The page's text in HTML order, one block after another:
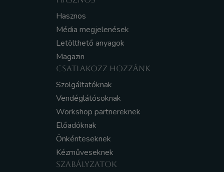
Hasznos
Média megjelenések
Letölthető anyagok
Magazin
CSATLAKOZZ HOZZÁNK
Szolgáltatóknak
Vendéglátósoknak
Workshop partnereknek
Előadóknak
Önkénteseknek
Kézműveseknek
SZABÁLYZATOK